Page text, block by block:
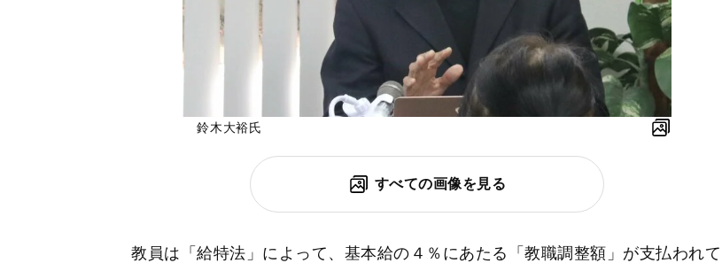
鈴木大裕氏
すべての画像を見る
教員は「給特法」によって、基本給の４％にあたる「教職調整額」が支払われて